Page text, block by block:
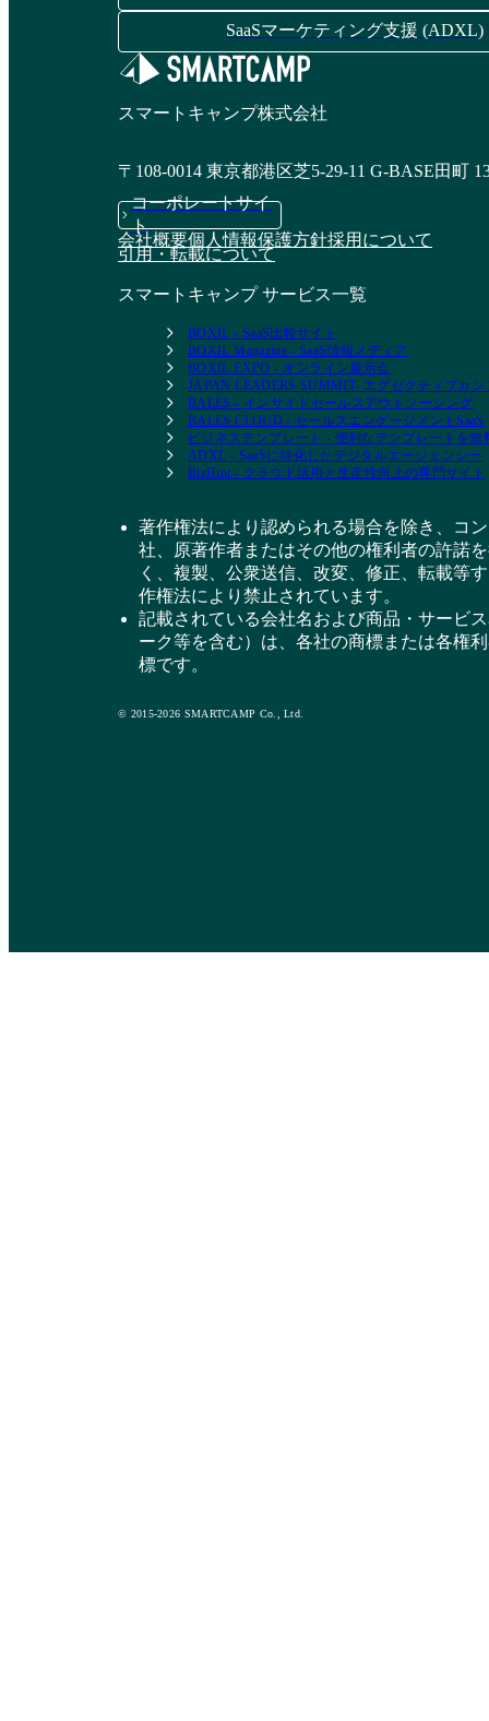
Rosic経営情報システ
資料請求リストに追加
Scale Cloud
資料請求リストに追加
SaaSマーケティング支援 (ADXL)
スマートキャンプ株式会社
〒108-0014 東京都港区芝5-29-11 G-BASE田町
コーポレートサイ
ト
会社概要個人情報保護方針採用について
引用・転載について
スマートキャンプ サービス一覧
BOXIL - SaaS比較サイト
BOXIL Magazine - SaaS情報メディア
BOXIL EXPO - オンライン展示会
JAPAN LEADERS SUMMIT- エグゼクティブカン
BALES - インサイドセールスアウトソーシング
BALES CLOUD - セールスエンゲージメントSaaS
ビジネステンプレート - 便利なテンプレートを無
ADXL - SaaSに特化したデジタルエージェンシー
BizHint - クラウド活用と生産性向上の専門サイト
著作権法により認められる場合を除き、コ
社、原著作者またはその他の権利者の許諾
く、複製、公衆送信、改変、修正、転載等
作権法により禁止されています。
記載されている会社名および商品・サービ
ーク等を含む）は、各社の商標または各権
標です。
© 2015-2026 SMARTCAMP Co., Ltd.